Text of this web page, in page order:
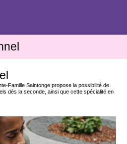
Famille Saintonge propose la possibilité de
dès la seconde, ainsi que cette spécialité en